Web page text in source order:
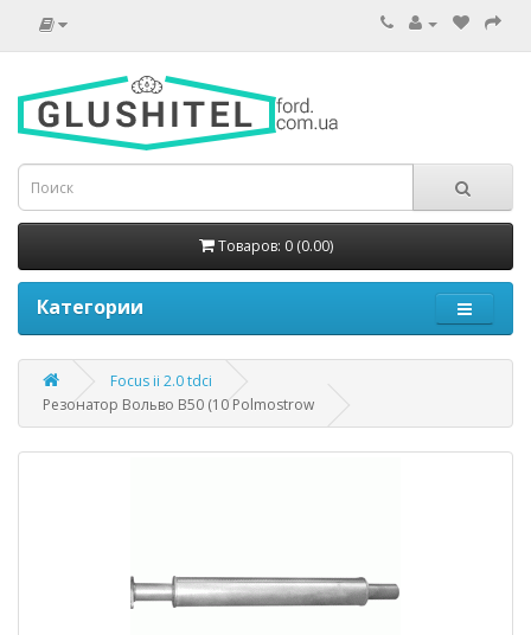
Товаров: 0 (0.00)
Категории
Focus ii 2.0 tdci
Резонатор Вольво В50 (10 Polmostrow